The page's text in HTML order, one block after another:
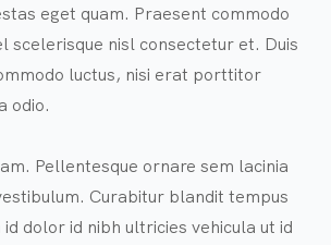
eget quam. Praesent commodo
scelerisque nisl consectetur et. Duis
luctus, nisi erat porttitor
odio.
Pellentesque ornare sem lacinia
Curabitur blandit tempus
dolor id nibh ultricies vehicula ut id